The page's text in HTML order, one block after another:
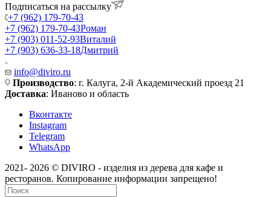
Подписаться на рассылку
+7 (962) 179-70-43
+7 (962) 179-70-43Роман
+7 (903) 011-52-93Виталий
+7 (903) 636-33-18Дмитрий
info@diviro.ru
Производство: г. Калуга, 2-й Академический проезд 21
Доставка: Иваново и область
Вконтакте
Instagram
Telegram
WhatsApp
2021- 2026 © DIVIRO - изделия из дерева для кафе и
ресторанов. Копирование информации запрещено!